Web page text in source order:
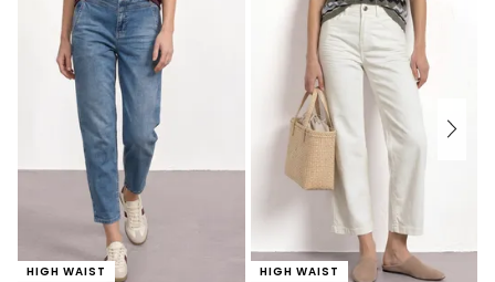
HIGH WAIST HIGH WAIST